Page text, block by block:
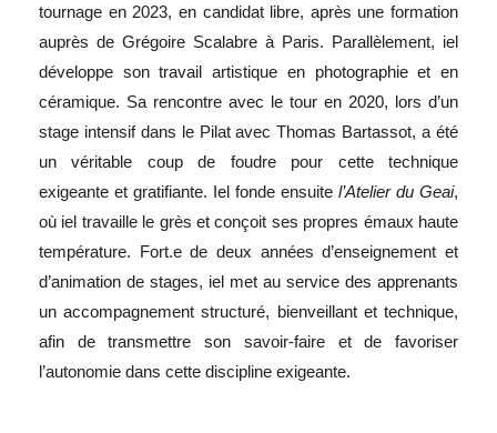
tournage en 2023, en candidat libre, après une formation
auprès de Grégoire Scalabre à Paris. Parallèlement, iel
développe son travail artistique en photographie et en
céramique. Sa rencontre avec le tour en 2020, lors d’un
stage intensif dans le Pilat avec Thomas Bartassot, a été
un véritable coup de foudre pour cette technique
exigeante et gratifiante. Iel fonde ensuite l’Atelier du Geai,
où iel travaille le grès et conçoit ses propres émaux haute
température. Fort.e de deux années d’enseignement et
d’animation de stages, iel met au service des apprenants
un accompagnement structuré, bienveillant et technique,
afin de transmettre son savoir-faire et de favoriser
l’autonomie dans cette discipline exigeante.